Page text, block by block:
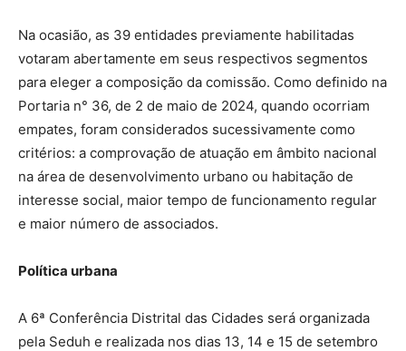
Na ocasião, as 39 entidades previamente habilitadas
votaram abertamente em seus respectivos segmentos
para eleger a composição da comissão. Como definido na
Portaria n° 36, de 2 de maio de 2024, quando ocorriam
empates, foram considerados sucessivamente como
critérios: a comprovação de atuação em âmbito nacional
na área de desenvolvimento urbano ou habitação de
interesse social, maior tempo de funcionamento regular
e maior número de associados.
Política urbana
A 6ª Conferência Distrital das Cidades será organizada
pela Seduh e realizada nos dias 13, 14 e 15 de setembro